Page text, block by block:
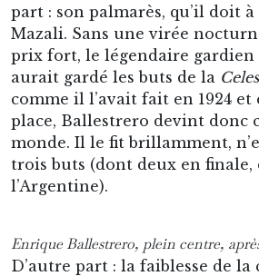
part : son palmarès, qu’il doit
Mazali. Sans une virée
prix fort, le légendaire gardien
aurait gardé les buts de la
comme il l’avait fait en 1924 et
place, Ballestrero devint donc
monde. Il le fit brillamment,
trois buts (dont deux en finale,
l’Argentine).
Enrique Ballestrero, plein centre,
D’autre part : la faiblesse de la